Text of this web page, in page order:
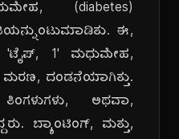
(diabetes)
ಈ,
1' ಮಧುಮೇಹ,
ದಂಡನೆಯಾಗಿತ್ತು.
ಅಥವಾ,
ಬ್ಯಾಂಟಿಂಗ್, ಮತ್ತು,